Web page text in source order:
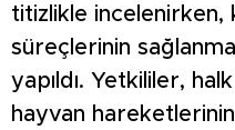
titizlikle incelenirken,
süreçlerinin
yapıldı. Yetkililer,
hayvan